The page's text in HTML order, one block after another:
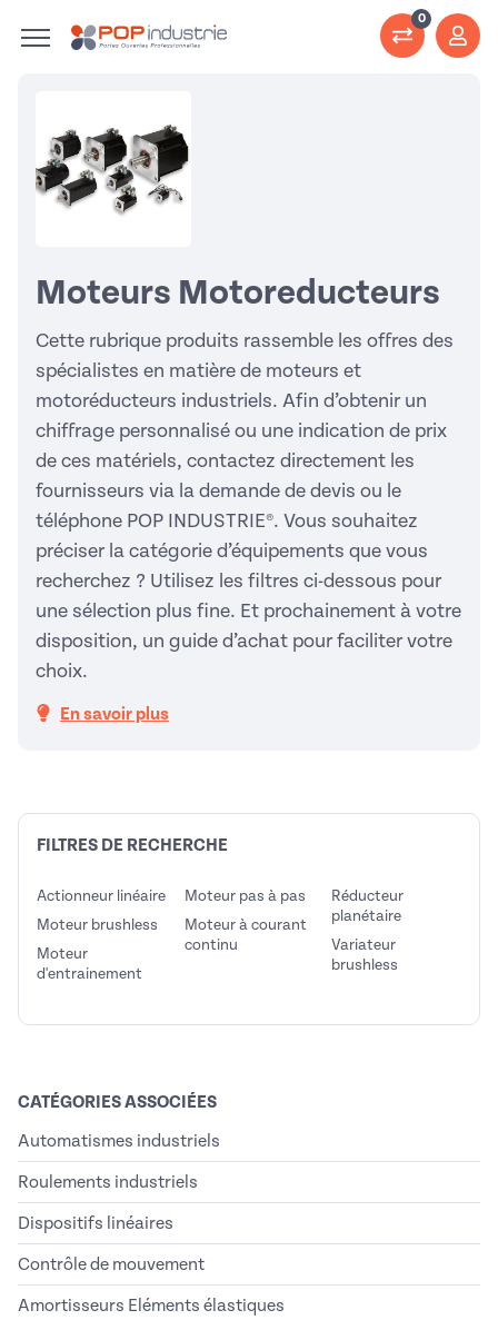
0
Moteurs Motoreducteurs
Cette rubrique produits rassemble les offres des
spécialistes en matière de moteurs et
motoréducteurs industriels. Afin d’obtenir un
chiffrage personnalisé ou une indication de prix
de ces matériels, contactez directement les
fournisseurs via la demande de devis ou le
téléphone POP INDUSTRIE®. Vous souhaitez
préciser la catégorie d’équipements que vous
recherchez ? Utilisez les filtres ci-dessous pour
une sélection plus fine. Et prochainement à votre
disposition, un guide d’achat pour faciliter votre
choix.
En savoir plus
FILTRES DE RECHERCHE
Actionneur linéaire
Moteur brushless
Moteur
d'entrainement
Moteur pas à pas
Moteur à courant
continu
Réducteur
planétaire
Variateur
brushless
CATÉGORIES ASSOCIÉES
Automatismes industriels
Roulements industriels
Dispositifs linéaires
Contrôle de mouvement
Amortisseurs Eléments élastiques